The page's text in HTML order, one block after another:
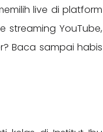
live di platform
streaming YouTube,
Baca sampai habis